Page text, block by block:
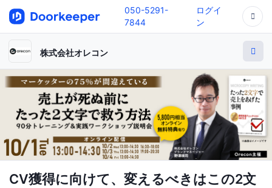
050-5291-
7844
ログイ
ン
株式会社オレコン
CV獲得に向けて、変えるべきはこの2文